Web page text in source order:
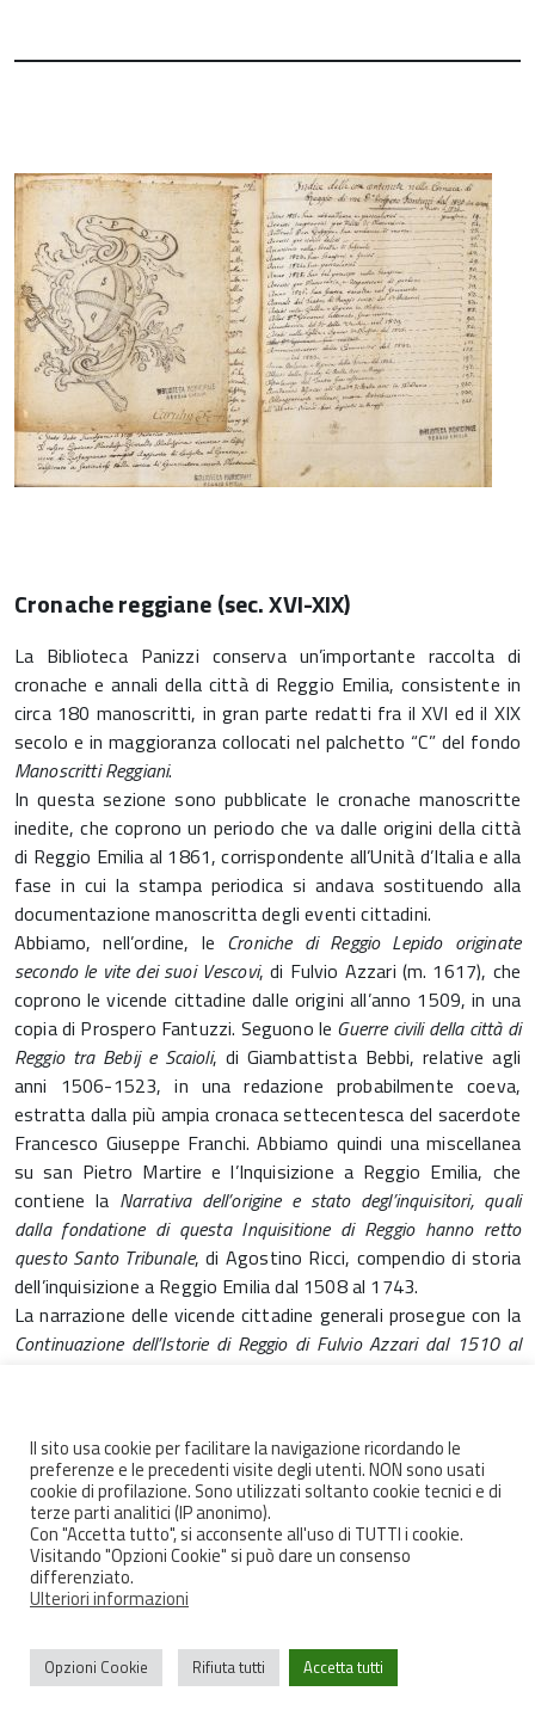
Cronache reggiane (sec. XVI-XIX)
La Biblioteca Panizzi conserva un’importante raccolta di
cronache e annali della città di Reggio Emilia, consistente in
circa 180 manoscritti, in gran parte redatti fra il XVI ed il XIX
secolo e in maggioranza collocati nel palchetto “C” del fondo
Manoscritti Reggiani.
In questa sezione sono pubblicate le cronache manoscritte
inedite, che coprono un periodo che va dalle origini della città
di Reggio Emilia al 1861, corrispondente all’Unità d’Italia e alla
fase in cui la stampa periodica si andava sostituendo alla
documentazione manoscritta degli eventi cittadini.
Abbiamo, nell’ordine, le Croniche di Reggio Lepido originate
secondo le vite dei suoi Vescovi, di Fulvio Azzari (m. 1617), che
coprono le vicende cittadine dalle origini all’anno 1509, in una
copia di Prospero Fantuzzi. Seguono le Guerre civili della città di
Reggio tra Bebij e Scaioli, di Giambattista Bebbi, relative agli
anni 1506-1523, in una redazione probabilmente coeva,
estratta dalla più ampia cronaca settecentesca del sacerdote
Francesco Giuseppe Franchi. Abbiamo quindi una miscellanea
su san Pietro Martire e l’Inquisizione a Reggio Emilia, che
contiene la Narrativa dell’origine e stato degl’inquisitori, quali
dalla fondatione di questa Inquisitione di Reggio hanno retto
questo Santo Tribunale, di Agostino Ricci, compendio di storia
dell’inquisizione a Reggio Emilia dal 1508 al 1743.
La narrazione delle vicende cittadine generali prosegue con la
Continuazione dell’Istorie di Reggio di Fulvio Azzari dal 1510 al
Bernardino Ruspaggiari (m. 1742) che, riprendendo Fulvio
Azzari e Giuseppe Pellicelli, e continuate a loro volta da
Gaetano Rocca, coprono il periodo dal 1701 al 1814.
L’Ottocento, fino al 1861, è documentato dall’ampio
resoconto tramandatoci dalle
rimarchevoli che accadute sono giornalmente nella nostra Città di
volumi includono i fatti registrati dal 1820 al 1861, con
l’inserto di documenti originali, relativi alla storia del
Il sito usa cookie per facilitare la navigazione ricordando le
preferenze e le precedenti visite degli utenti. NON sono usati
cookie di profilazione. Sono utilizzati soltanto cookie tecnici e di
terze parti analitici (IP anonimo).
Con "Accetta tutto", si acconsente all'uso di TUTTI i cookie.
Visitando "Opzioni Cookie" si può dare un consenso
differenziato.
Ulteriori informazioni
Opzioni Cookie Rifiuta tutti Accetta tutti